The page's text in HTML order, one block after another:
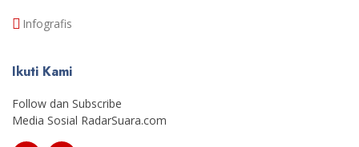
Infografis
Ikuti Kami
Follow dan Subscribe
Media Sosial RadarSuara.com